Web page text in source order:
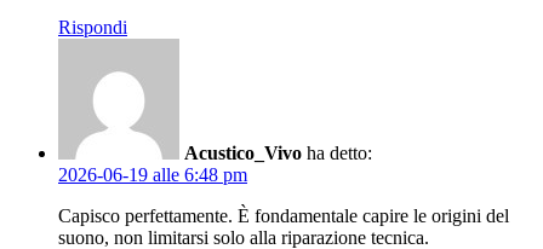
Rispondi
Acustico_Vivo ha detto:
2026-06-19 alle 6:48 pm
Capisco perfettamente. È fondamentale capire le origini del
suono, non limitarsi solo alla riparazione tecnica.